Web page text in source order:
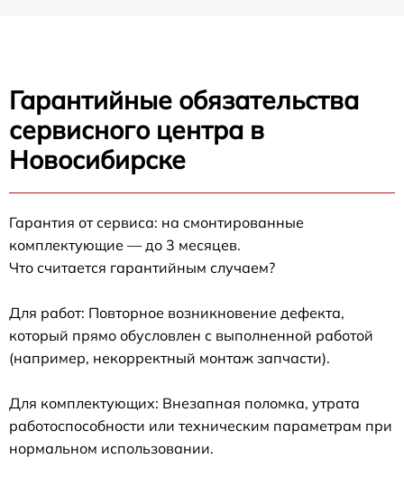
Гарантийные обязательства
сервисного центра в
Новосибирске
Гарантия от сервиса: на смонтированные
комплектующие — до 3 месяцев.
Что считается гарантийным случаем?
Для работ: Повторное возникновение дефекта,
который прямо обусловлен с выполненной работой
(например, некорректный монтаж запчасти).
Для комплектующих: Внезапная поломка, утрата
работоспособности или техническим параметрам при
нормальном использовании.